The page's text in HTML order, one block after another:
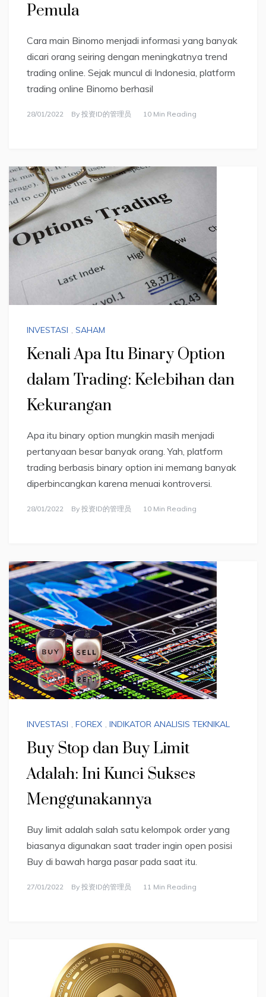
Pemula
Cara main Binomo menjadi informasi yang banyak
dicari orang seiring dengan meningkatnya trend
trading online. Sejak muncul di Indonesia, platform
trading online Binomo berhasil
28/01/2022 By 投资ID的管理员 10 Min Reading
INVESTASI SAHAM
Kenali Apa Itu Binary Option
dalam Trading: Kelebihan dan
Kekurangan
Apa itu binary option mungkin masih menjadi
pertanyaan besar banyak orang. Yah, platform
trading berbasis binary option ini memang banyak
diperbincangkan karena menuai kontroversi.
28/01/2022 By 投资ID的管理员 10 Min Reading
INVESTASI , FOREX , INDIKATOR ANALISIS TEKNIKAL
Buy Stop dan Buy Limit
Adalah: Ini Kunci Sukses
Menggunakannya
Buy limit adalah salah satu kelompok order yang
biasanya digunakan saat trader ingin open posisi
Buy di bawah harga pasar pada saat itu.
27/01/2022 By 投资ID的管理员 11 Min Reading